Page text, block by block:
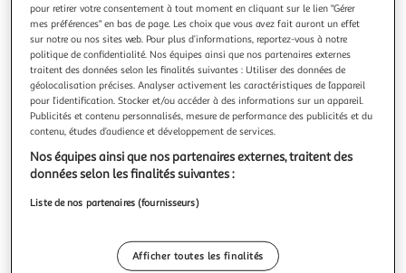
LES OMBRES BLANCHES, Fortier Dominique
Quand Emily Dickinson s'éteint le 15 mai 1886, elle est
totalement inconnue. S'étant toujours refusée à voir ses
écrits publiés, elle avait demandé à sa soeur Lavinia de
brûler ses papiers à son décès. Mais lorsque celle-ci
découvre dans la chambre de son aînée des centaines de
poèmes fulgurants, el
En savoir +
Vous voulez connaître le prix de ce produit ?
Afficher le prix
pour retirer votre consentement à tout moment en cliquant sur le lien "Gérer
mes préférences" en bas de page. Les choix que vous avez fait auront un effet
sur notre ou nos sites web. Pour plus d’informations, reportez-vous à notre
politique de confidentialité. Nos équipes ainsi que nos partenaires externes
traitent des données selon les finalités suivantes : Utiliser des données de
géolocalisation précises. Analyser activement les caractéristiques de l’appareil
pour l’identification. Stocker et/ou accéder à des informations sur un appareil.
Publicités et contenu personnalisés, mesure de performance des publicités et du
contenu, études d’audience et développement de services.
Nos équipes ainsi que nos partenaires externes, traitent des
données selon les finalités suivantes :
Liste de nos partenaires (fournisseurs)
Afficher toutes les finalités